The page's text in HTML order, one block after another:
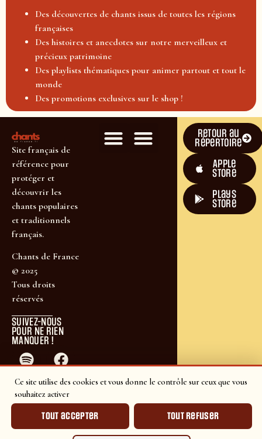
Ce site utilise des cookies et vous donne le contrôle sur ceux que vous
souhaitez activer
Tout accepter Tout refuser
Des découvertes de chants issus de toutes les régions
françaises
Des histoires et anecdotes sur notre merveilleux et
précieux patrimoine
Des playlists thématiques pour animer partout et tout le
monde
Des promotions exclusives sur le shop !
Site français de
référence pour
protéger et
découvrir les
chants populaires
et traditionnels
français.
Chants de France
© 2025
Tous droits
réservés
SUIVEZ-NOUS
POUR NE RIEN
MANQUER !
Retour au
répertoire
Apple
Store
plays
store